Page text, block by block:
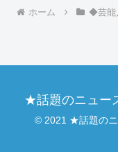
ホーム ◆芸能
★話題のニュー
© 2021 ★話題のニ